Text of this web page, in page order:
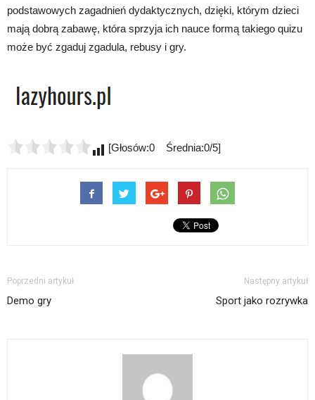
podstawowych zagadnień dydaktycznych, dzięki, którym dzieci
mają dobrą zabawę, która sprzyja ich nauce formą takiego quizu
może być zgaduj zgadula, rebusy i gry.
[Głosów:0 Średnia:0/5]
Poprzedni artykuł
Demo gry
Następny artykuł
Sport jako rozrywka